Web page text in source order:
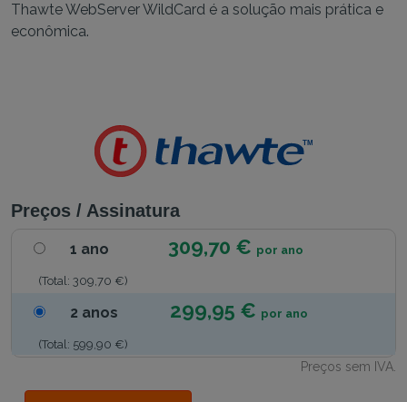
Thawte WebServer WildCard é a solução mais prática e
econômica.
Preços / Assinatura
1 ano 309,70 € por ano
(Total: 309,70 €)
2 anos 299,95 € por ano
(Total: 599,90 €)
Preços sem IVA.